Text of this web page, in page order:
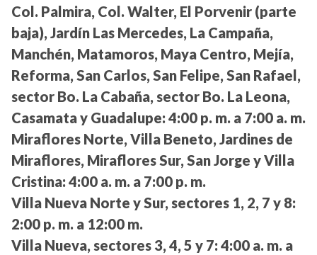
Col. Palmira, Col. Walter, El Porvenir (parte
baja), Jardín Las Mercedes, La Campaña,
Manchén, Matamoros, Maya Centro, Mejía,
Reforma, San Carlos, San Felipe, San Rafael,
sector Bo. La Cabaña, sector Bo. La Leona,
Casamata y Guadalupe: 4:00 p. m. a 7:00 a. m.
Miraflores Norte, Villa Beneto, Jardines de
Miraflores, Miraflores Sur, San Jorge y Villa
Cristina: 4:00 a. m. a 7:00 p. m.
Villa Nueva Norte y Sur, sectores 1, 2, 7 y 8:
2:00 p. m. a 12:00 m.
Villa Nueva, sectores 3, 4, 5 y 7: 4:00 a. m. a